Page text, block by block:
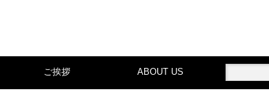
ご挨拶 ABOUT US